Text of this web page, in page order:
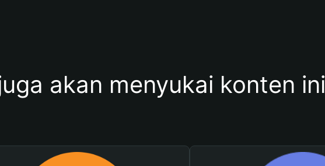
akan menyukai konten ini